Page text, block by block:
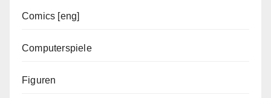
Comics [eng]
Computerspiele
Figuren